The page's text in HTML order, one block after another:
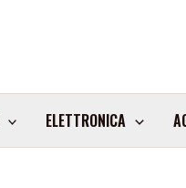
ELETTRONICA